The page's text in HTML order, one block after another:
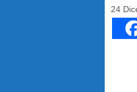
24